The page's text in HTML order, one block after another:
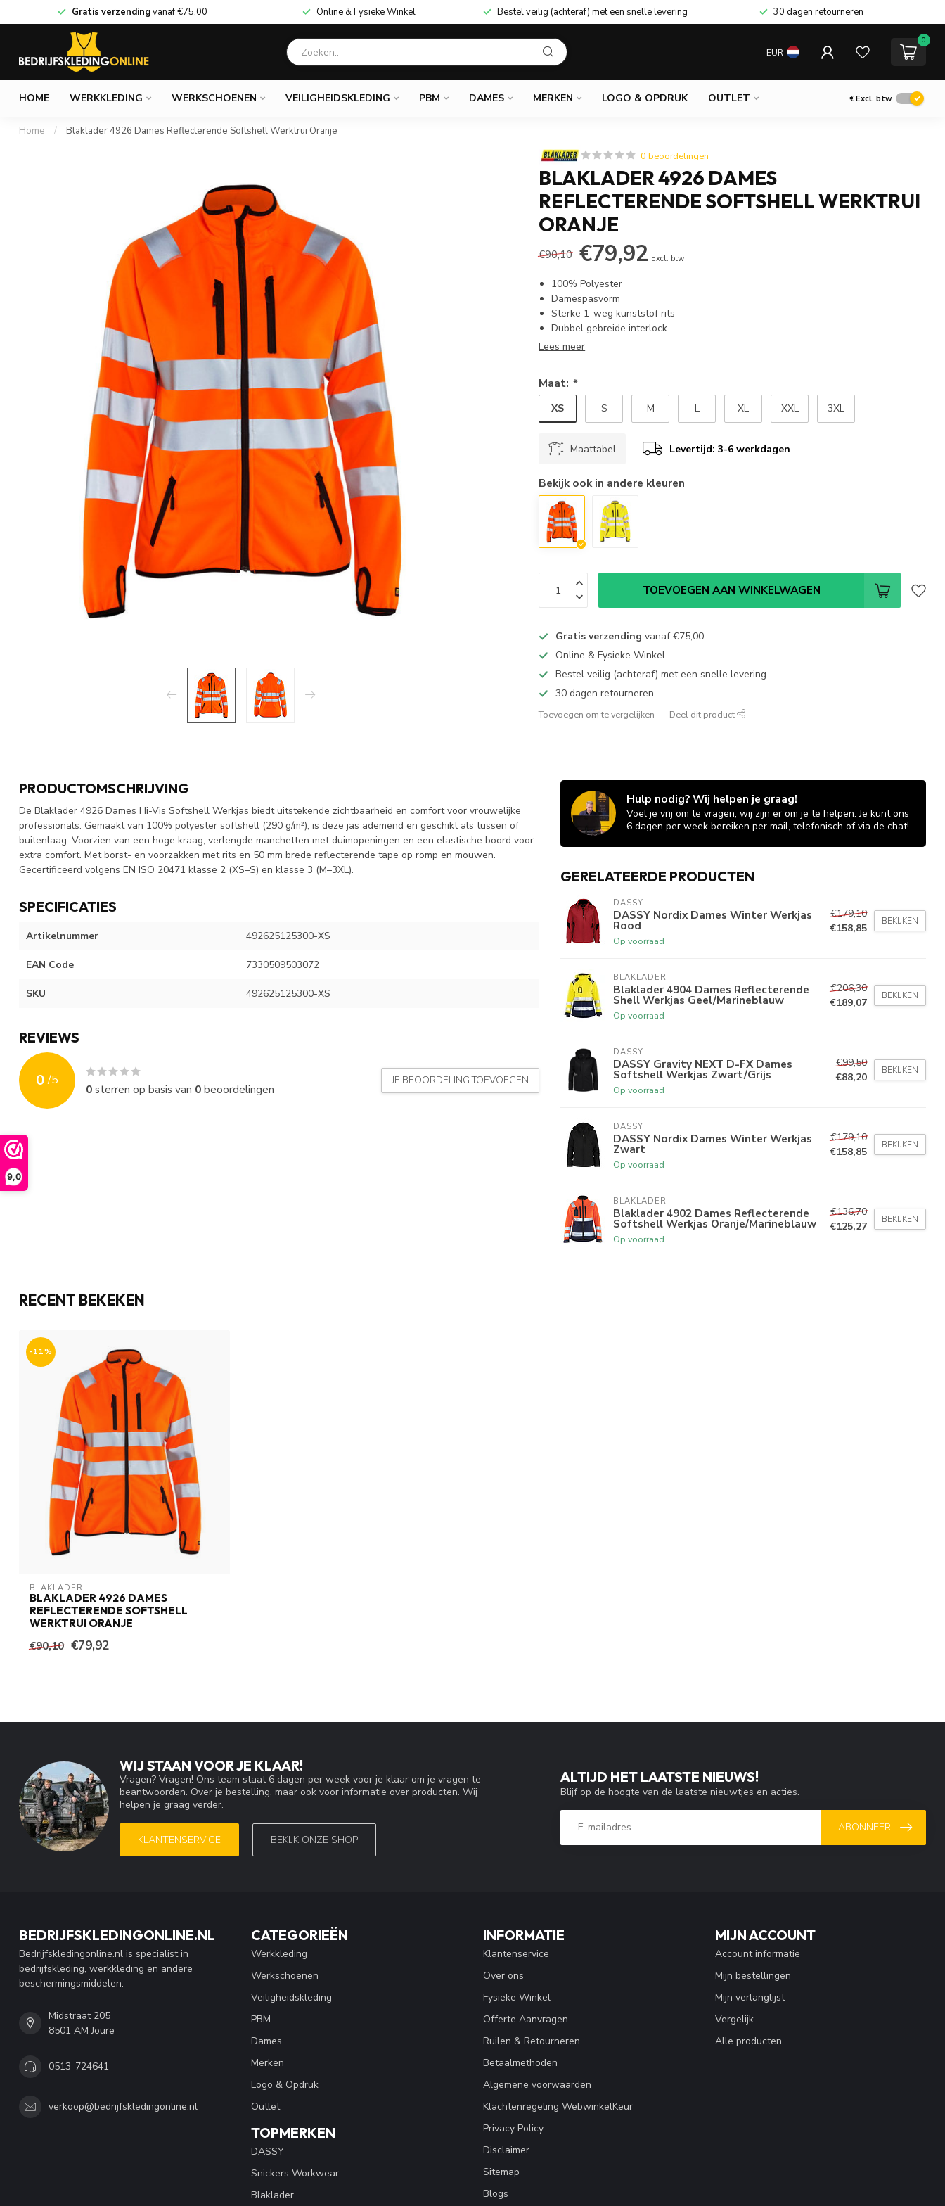
9,0
Gratis verzendingvanaf€75,00 Online & Fysieke Winkel Bestel veilig (achteraf) met een snelle levering 30 dagen retourneren
EUR
0
HOME WERKKLEDING WERKSCHOENEN VEILIGHEIDSKLEDING PBM DAMES MERKEN LOGO & OPDRUK OUTLET €Excl. btw
Home / Blaklader 4926 Dames Reflecterende Softshell Werktrui Oranje
0 beoordelingen
BLAKLADER 4926 DAMES
REFLECTERENDE SOFTSHELL WERKTRUI
ORANJE
€90,10 €79,92 Excl. btw
100% Polyester
Damespasvorm
Sterke 1-weg kunststof rits
Dubbel gebreide interlock
Lees meer
Maat: *
XS S M L XL XXL 3XL
Maattabel Levertijd: 3-6 werkdagen
Bekijk ook in andere kleuren
TOEVOEGEN AAN WINKELWAGEN
Gratis verzending vanaf€75,00
Online & Fysieke Winkel
Bestel veilig (achteraf) met een snelle levering
30 dagen retourneren
Toevoegen om te vergelijken Deel dit product
PRODUCTOMSCHRIJVING
De Blaklader 4926 Dames Hi-Vis Softshell Werkjas biedt uitstekende zichtbaarheid en comfort voor vrouwelijke
professionals. Gemaakt van 100% polyester softshell (290 g/m²), is deze jas ademend en geschikt als tussen of
buitenlaag. Voorzien van een hoge kraag, verlengde manchetten met duimopeningen en een elastische boord voor
extra comfort. Met borst- en voorzakken met rits en 50 mm brede reflecterende tape op romp en mouwen.
Gecertificeerd volgens EN ISO 20471 klasse 2 (XS–S) en klasse 3 (M–3XL).
SPECIFICATIES
Artikelnummer 492625125300-XS
EAN Code 7330509503072
SKU 492625125300-XS
REVIEWS
0 /5
0sterren op basis van 0beoordelingen
JE BEOORDELING TOEVOEGEN
Hulp nodig? Wij helpen je graag!
Voel je vrij om te vragen, wij zijn er om je te helpen. Je kunt ons
6 dagen per week bereiken per mail, telefonisch of via de chat!
GERELATEERDE PRODUCTEN
DASSY
DASSY Nordix Dames Winter Werkjas
Rood
Op voorraad
€179,10
€158,85
BEKIJKEN
BLAKLADER
Blaklader 4904 Dames Reflecterende
Shell Werkjas Geel/Marineblauw
Op voorraad
€206,30
€189,07
BEKIJKEN
DASSY
DASSY Gravity NEXT D-FX Dames
Softshell Werkjas Zwart/Grijs
Op voorraad
€99,50
€88,20
BEKIJKEN
DASSY
DASSY Nordix Dames Winter Werkjas
Zwart
Op voorraad
€179,10
€158,85
BEKIJKEN
BLAKLADER
Blaklader 4902 Dames Reflecterende
Softshell Werkjas Oranje/Marineblauw
Op voorraad
€136,70
€125,27
BEKIJKEN
RECENT BEKEKEN
-11%
BLAKLADER
BLAKLADER 4926 DAMES
REFLECTERENDE SOFTSHELL
WERKTRUI ORANJE
€90,10 €79,92
WIJ STAAN VOOR JE KLAAR!
Vragen? Vragen! Ons team staat 6 dagen per week voor je klaar om je vragen te
beantwoorden. Over je bestelling, maar ook voor informatie over producten. Wij
helpen je graag verder.
KLANTENSERVICE BEKIJK ONZE SHOP
ALTIJD HET LAATSTE NIEUWS!
Blijf op de hoogte van de laatste nieuwtjes en acties.
ABONNEER
BEDRIJFSKLEDINGONLINE.NL
Bedrijfskledingonline.nl is specialist in
bedrijfskleding, werkkleding en andere
beschermingsmiddelen.
Midstraat 205
8501 AM Joure
0513-724641
verkoop@bedrijfskledingonline.nl
CATEGORIEËN
Werkkleding
Werkschoenen
Veiligheidskleding
PBM
Dames
Merken
Logo & Opdruk
Outlet
TOPMERKEN
DASSY
Snickers Workwear
Blaklader
INFORMATIE
Klantenservice
Over ons
Fysieke Winkel
Offerte Aanvragen
Ruilen & Retourneren
Betaalmethoden
Algemene voorwaarden
Klachtenregeling WebwinkelKeur
Privacy Policy
Disclaimer
Sitemap
Blogs
MIJN ACCOUNT
Account informatie
Mijn bestellingen
Mijn verlanglijst
Vergelijk
Alle producten